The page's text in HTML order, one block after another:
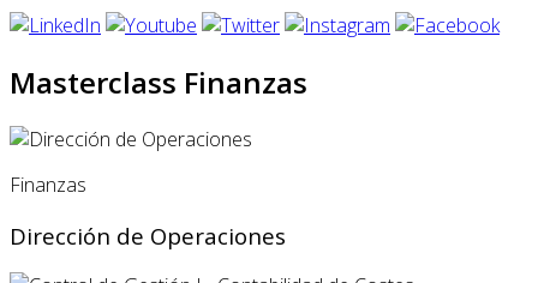
Masterclass Finanzas
Finanzas
Dirección de Operaciones